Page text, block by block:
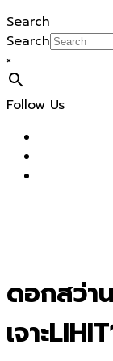
Search
Search
×
Follow Us
ดอกสว่า
เจาะ